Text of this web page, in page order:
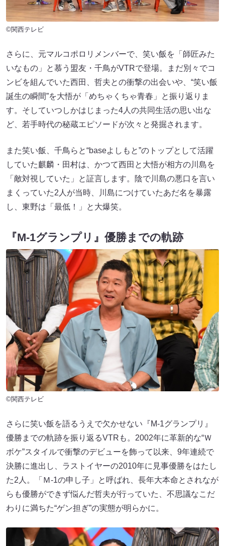
©関西テレビ
さらに、元マルコポロリメンバーで、笑い飯を「師匠みた
いなもの」と慕う盟友・千鳥がVTRで登場。まだ別々でコ
ンビを組んでいた西田、哲夫との衝撃の出会いや、“笑い飯
誕生の瞬間”を大悟が「めちゃくちゃ青春」と振り返りま
す。そしていつしかはじまった4人の共同生活の思い出な
ど、若手時代の秘蔵エピソードが次々と発掘されます。
また笑い飯、千鳥らと“baseよしもと”のトップとして活躍
していた麒麟・田村は、かつて西田と大悟が相方の川島を
「敵対視していた」と証言します。陰で川島の悪口を言い
まくっていた2人が当時、川島につけていたあだ名を暴露
し、東野は「最低！」と大爆笑。
『M-1グランプリ』優勝までの軌跡
©関西テレビ
さらに笑い飯を語るうえで欠かせない『M-1グランプリ』
優勝までの軌跡を振り返るVTRも。2002年に革新的な“Ｗ
ボケ”スタイルで衝撃のデビューを飾って以来、9年連続で
決勝に進出し、ラストイヤーの2010年に見事優勝をはたし
た2人。「Ｍ-1の申し子」と呼ばれ、長年大本命とされなが
らも優勝ができず悩んだ哲夫が行っていた、不思議なこだ
わりに満ちた“ゲン担ぎ”の実態が明らかに。